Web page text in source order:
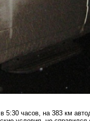
часов, на 383 км